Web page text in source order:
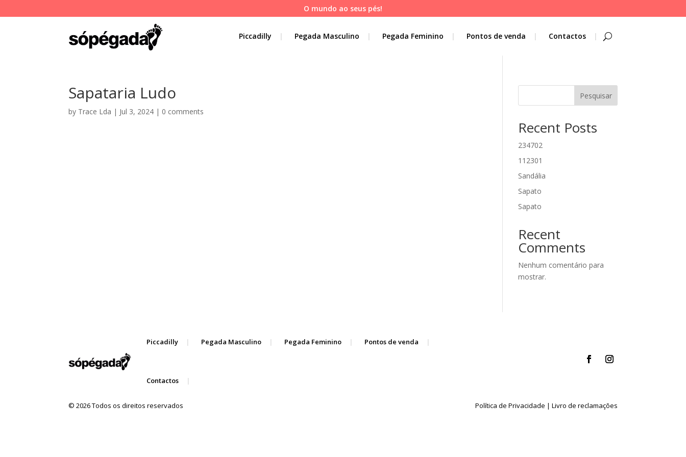
O mundo ao seus pés!
Piccadilly Pegada Masculino Pegada Feminino Pontos de venda Contactos
Sapataria Ludo
by Trace Lda | Jul 3, 2024 | 0 comments
Pesquisar
Recent Posts
234702
112301
Sandália
Sapato
Sapato
Recent
Comments
Nenhum comentário para
mostrar.
Piccadilly Pegada Masculino Pegada Feminino Pontos de venda
Contactos
© 2026 Todos os direitos reservados Política de Privacidade | Livro de reclamações